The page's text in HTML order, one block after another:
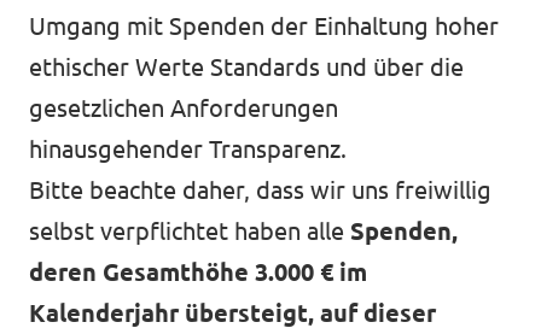
Umgang mit Spenden der Einhaltung hoher
ethischer Werte Standards und über die
gesetzlichen Anforderungen
hinausgehender Transparenz.
Bitte beachte daher, dass wir uns freiwillig
selbst verpflichtet haben alle Spenden,
deren Gesamthöhe 3.000 € im
Kalenderjahr übersteigt, auf dieser